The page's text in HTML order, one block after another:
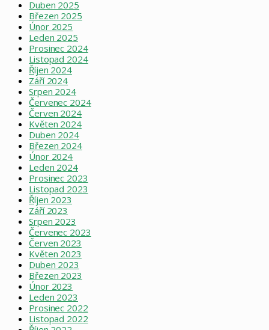
Duben 2025
Březen 2025
Únor 2025
Leden 2025
Prosinec 2024
Listopad 2024
Říjen 2024
Září 2024
Srpen 2024
Červenec 2024
Červen 2024
Květen 2024
Duben 2024
Březen 2024
Únor 2024
Leden 2024
Prosinec 2023
Listopad 2023
Říjen 2023
Září 2023
Srpen 2023
Červenec 2023
Červen 2023
Květen 2023
Duben 2023
Březen 2023
Únor 2023
Leden 2023
Prosinec 2022
Listopad 2022